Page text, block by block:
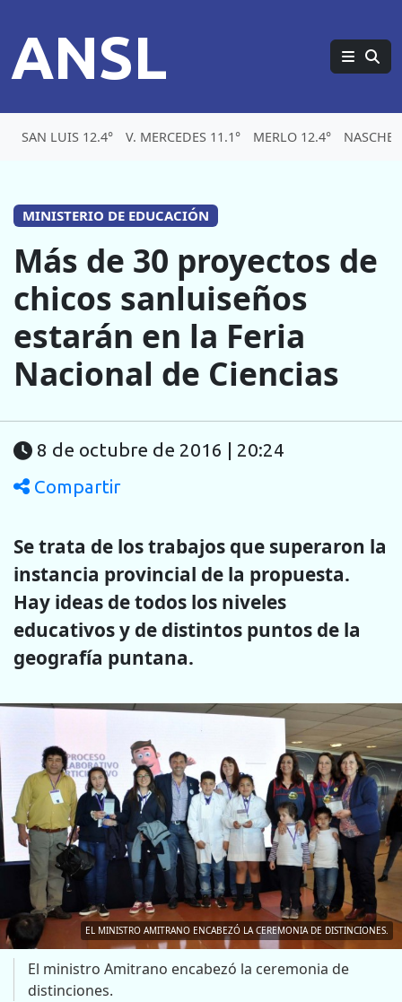
ANSL
SAN LUIS 12.4° V. MERCEDES 11.1° MERLO 12.4°
MINISTERIO DE EDUCACIÓN
Más de 30 proyectos de
chicos sanluiseños
estarán en la Feria
Nacional de Ciencias
8 de octubre de 2016 | 20:24
Compartir
Se trata de los trabajos que superaron la
instancia provincial de la propuesta.
Hay ideas de todos los niveles
educativos y de distintos puntos de la
geografía puntana.
EL MINISTRO AMITRANO ENCABEZÓ LA CEREMONIA DE DISTINCIONES.
El ministro Amitrano encabezó la ceremonia de
distinciones.